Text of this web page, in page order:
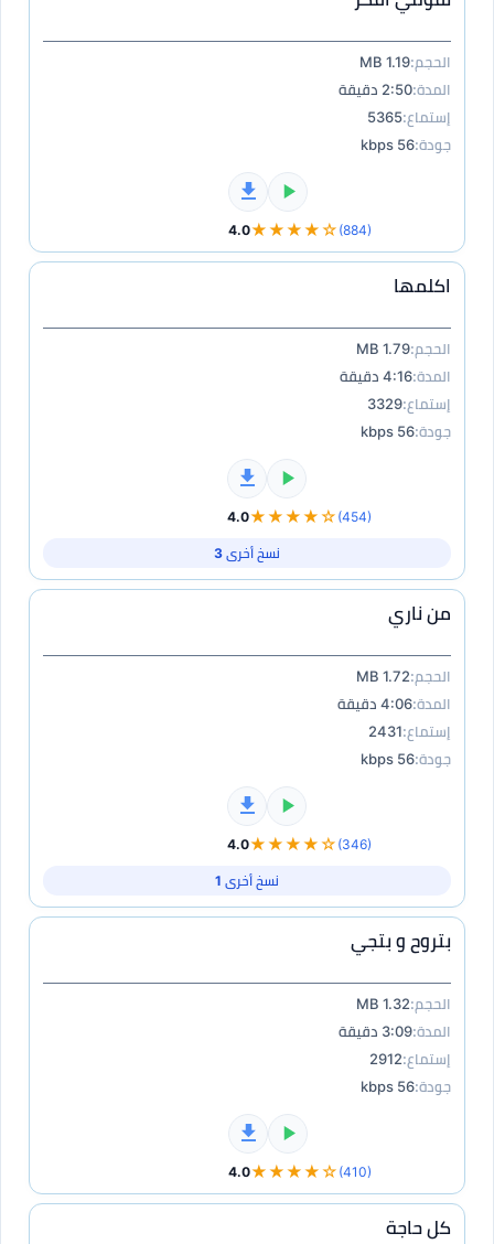
الحجم:1.19 MB
المدة:2:50 دقيقة
إستماع:5365
جودة:56 kbps
4.0★★★★☆ (884)
اكلمها
الحجم:1.79 MB
المدة:4:16 دقيقة
إستماع:3329
جودة:56 kbps
4.0★★★★☆ (454)
نسخ أخرى 3
من ناري
الحجم:1.72 MB
المدة:4:06 دقيقة
إستماع:2431
جودة:56 kbps
4.0★★★★☆ (346)
نسخ أخرى 1
بتروح و بتجي
الحجم:1.32 MB
المدة:3:09 دقيقة
إستماع:2912
جودة:56 kbps
4.0★★★★☆ (410)
كل حاجة